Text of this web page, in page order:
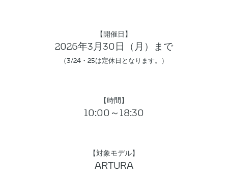
【開催日】
2026年3月30日（月）まで
（3/24・25は定休日となります。）
【時間】
10:00～18:30
【対象モデル】
ARTURA